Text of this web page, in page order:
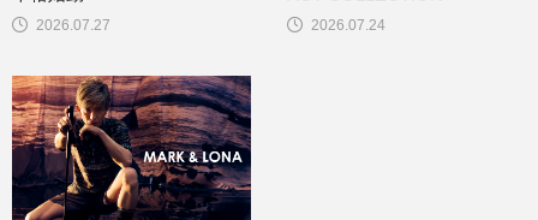
2026.07.27 2026.07.24